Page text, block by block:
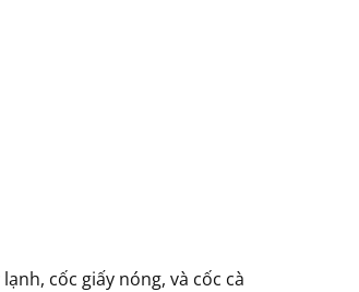
cốc giấy nóng, và cốc cà